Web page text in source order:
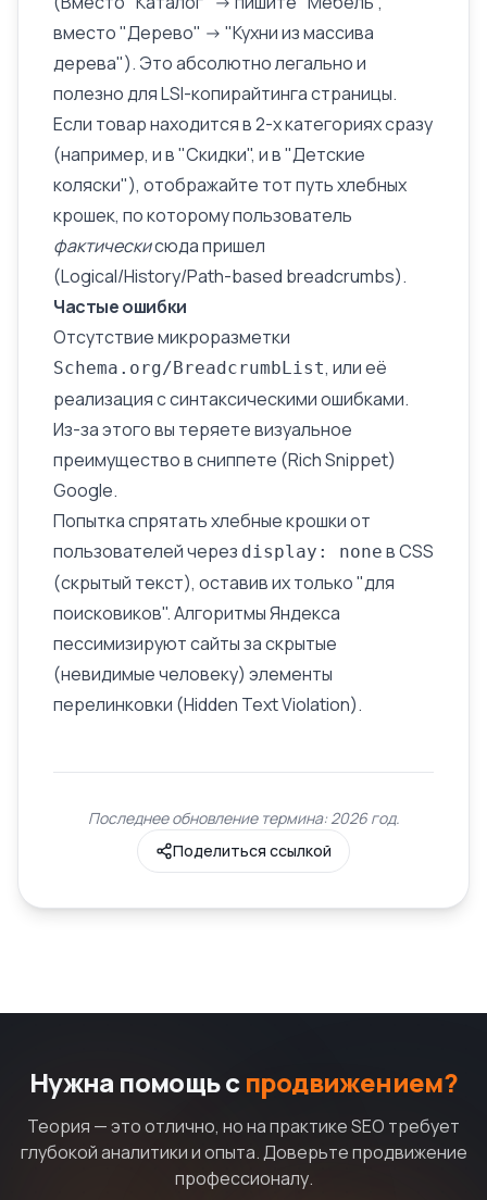
вместо "Дерево" -> "Кухни из массива
дерева"). Это абсолютно легально и
полезно для LSI-копирайтинга страницы.
Если товар находится в 2-х категориях сразу
(например, и в "Скидки", и в "Детские
коляски"), отображайте тот путь хлебных
крошек, по которому пользователь
фактическисюда пришел
(Logical/History/Path-based breadcrumbs).
Частые ошибки
Отсутствие микроразметки
Schema.org/BreadcrumbList, или её
реализация с синтаксическими ошибками.
Из-за этого вы теряете визуальное
преимущество в сниппете (Rich Snippet)
Google.
Попытка спрятать хлебные крошки от
пользователей через display: none в CSS
(скрытый текст), оставив их только "для
поисковиков". Алгоритмы Яндекса
пессимизируют сайты за скрытые
(невидимые человеку) элементы
перелинковки (Hidden Text Violation).
Последнее обновление термина: 2026 год.
Поделиться ссылкой
Нужна помощь с продвижением?
Теория — это отлично, но на практике SEO требует
глубокой аналитики и опыта. Доверьте продвижение
профессионалу.